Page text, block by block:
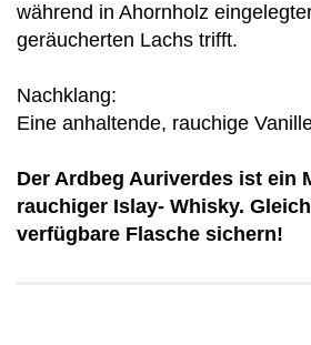
während in Ahornholz
geräucherten Lachs trifft.
Nachklang:
Eine anhaltende, rauchige
Der Ardbeg Auriverdes ist ein
rauchiger Islay- Whisky.
verfügbare Flasche sichern!